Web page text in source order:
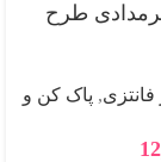
طرح
فانتزی, پاک کن و